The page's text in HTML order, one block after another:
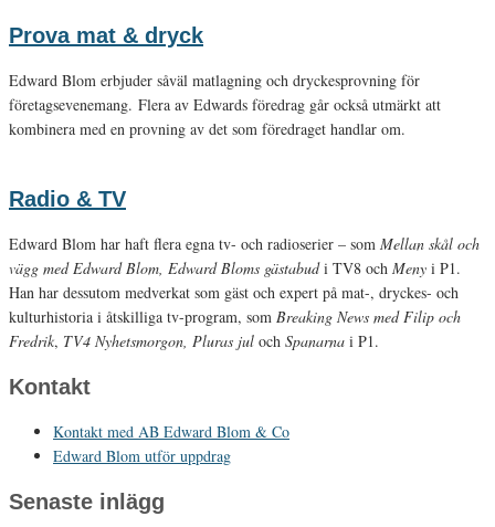
Prova mat & dryck
Edward Blom erbjuder såväl matlagning och dryckesprovning för
företagsevenemang. Flera av Edwards föredrag går också utmärkt att
kombinera med en provning av det som föredraget handlar om.
Radio & TV
Edward Blom har haft flera egna tv- och radioserier – som Mellan skål och
vägg med Edward Blom, Edward Bloms gästabudi TV8 och Meny i P1.
Han har dessutom medverkat som gäst och expert på mat-, dryckes- och
kulturhistoria i åtskilliga tv-program, som Breaking News med Filip och
Fredrik, TV4 Nyhetsmorgon, Pluras jul och Spanarna i P1.
Kontakt
Kontakt med AB Edward Blom & Co
Edward Blom utför uppdrag
Senaste inlägg